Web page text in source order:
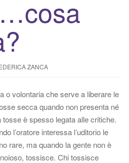
a
t
t
v
ZANCA
o volontaria che serve a liberare le
secca quando non presenta né
è spesso legata alle critiche.
l’oratore interessa l’uditorio le
rare, ma quando la gente non è
tossisce. Chi tossisce